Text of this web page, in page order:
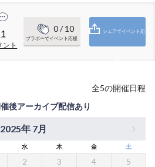
1
ント
0/ 10
ブラボーでイベント応援
シェアでイベント応
全5の開催日程
後アーカイブ配信あり
2025年 7月
水 木 金 土
2 3 4 5